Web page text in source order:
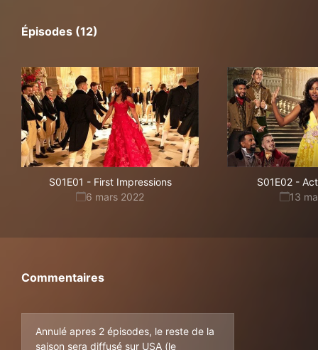
Épisodes (12)
S01E01 - First Impressions
6 mars 2022
S01E02-
13
Commentaires
Annulé apres 2 épisodes, le reste de la
saison sera diffusé sur USA (le